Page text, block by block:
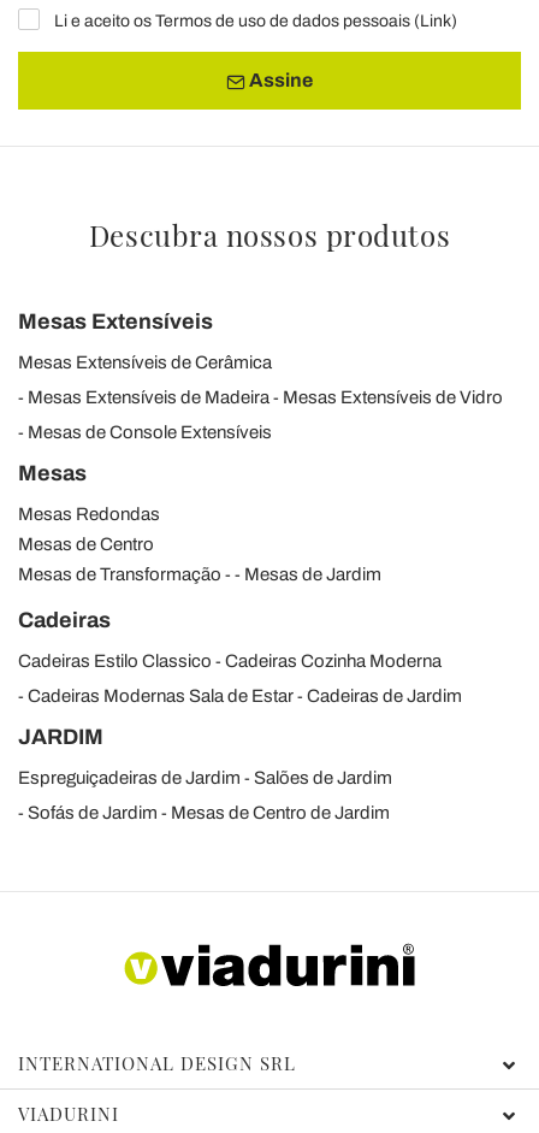
Li e aceito os Termos de uso de dados pessoais (Link)
Assine
Descubra nossos produtos
Mesas Extensíveis
Mesas Extensíveis de Cerâmica
Mesas Extensíveis de Madeira
Mesas Extensíveis de Vidro
Mesas de Console Extensíveis
Mesas
Mesas Redondas
Mesas de Centro
Mesas de Transformação
Mesas de Jardim
Cadeiras
Cadeiras Estilo Classico
Cadeiras Cozinha Moderna
Cadeiras Modernas Sala de Estar
Cadeiras de Jardim
JARDIM
Espreguiçadeiras de Jardim
Salões de Jardim
Sofás de Jardim
Mesas de Centro de Jardim
INTERNATIONAL DESIGN SRL
VIADURINI